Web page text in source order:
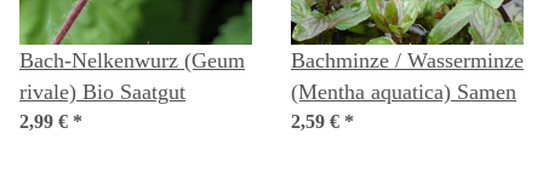
Bach-Nelkenwurz (Geum
rivale) Bio Saatgut
2,99 € *
Bachminze / Wasserminze
(Mentha aquatica) Samen
2,59 € *